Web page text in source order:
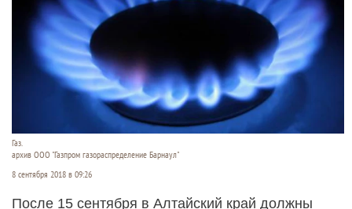
Газ.
архив ООО "Газпром газораспределение Барнаул"
8 сентября 2018 в 09:26
После 15 сентября в Алтайский край должны